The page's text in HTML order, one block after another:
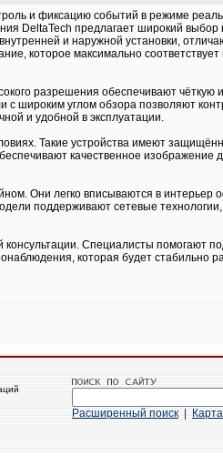
и фиксацию событий в режиме
DeltaTech предлагает широкий
и наружной установки,
которое максимально соответствует
разрешения обеспечивают чёткую
с широким углом обзора позволяют
и удобной в эксплуатации.
Такие устройства имеют
качественное изображение
Они легко вписываются в интерьер
поддерживают сетевые
Специалисты помогают
которая будет стабильно
Расширенный поиск